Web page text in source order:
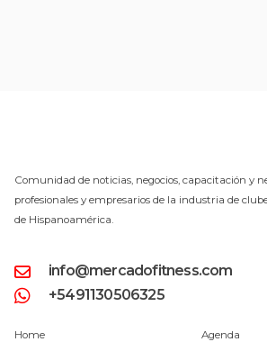
Comunidad de noticias, negocios, capacitación y
profesionales y empresarios de la industria de
de Hispanoamérica.
info@mercadofitness.com
+5491130506325
Home Agenda